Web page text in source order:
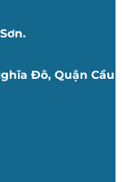
Đô, Quận Cầu